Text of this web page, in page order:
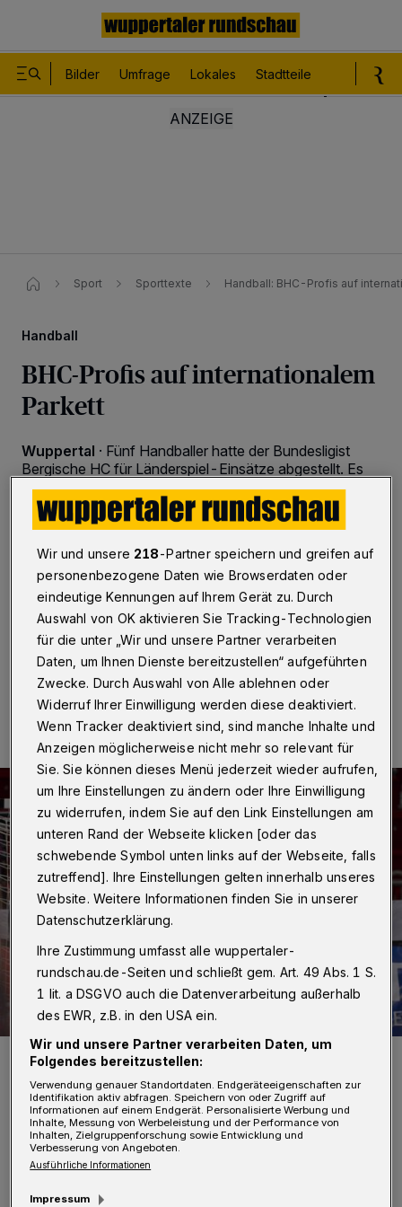
Bilder Umfrage Lokales Stadtteile
Sport Sporttexte Handball: BHC-Profis auf
Handball
BHC-Profis auf internationalem
Parkett
Wuppertal · Fünf Handballer hatte der Bundesligist
Bergische HC für Länderspiel-Einsätze abgestellt. Es
stand zwar keine WM- oder EM-Qualifikation auf dem
Programm, doch die meisten Nationen nutzten die Zeit,
um Testspiele mit Blick auf anstehende Pflichtaufgaben
absolvieren. Da Max Darj und Tomas Babak verletzt
sind, gingen von den Löwen Tomas Mrkva, David
Schmidt, Jeffrey Boomhouwer, Tom Kare Nikolaisen
und Simen Schönningsen auf Reisen.
07.11.2021 , 19:15 Uhr 2 Minuten Lesezeit
Starke Leistung: Torwart Tomas Mrkva.
chmidt absolvierte mit dem deutschen
Wir und unsere 218-Partner speichern und greifen auf
personenbezogene Daten wie Browserdaten oder
eindeutige Kennungen auf Ihrem Gerät zu. Durch
Auswahl von OK aktivieren Sie Tracking-Technologien
für die unter „Wir und unsere Partner verarbeiten
Daten, um Ihnen Dienste bereitzustellen“ aufgeführten
Zwecke. Durch Auswahl von Alle ablehnen oder
Widerruf Ihrer Einwilligung werden diese deaktiviert.
Wenn Tracker deaktiviert sind, sind manche Inhalte und
Anzeigen möglicherweise nicht mehr so relevant für
Sie. Sie können dieses Menü jederzeit wieder aufrufen,
um Ihre Einstellungen zu ändern oder Ihre Einwilligung
zu widerrufen, indem Sie auf den Link Einstellungen am
unteren Rand der Webseite klicken [oder das
schwebende Symbol unten links auf der Webseite, falls
zutreffend]. Ihre Einstellungen gelten innerhalb unseres
Website. Weitere Informationen finden Sie in unserer
Datenschutzerklärung.
Ihre Zustimmung umfasst alle wuppertaler-
rundschau.de-Seiten und schließt gem. Art. 49 Abs. 1 S.
1 lit. a DSGVO auch die Datenverarbeitung außerhalb
des EWR, z.B. in den USA ein.
Wir und unsere Partner verarbeiten Daten, um
Folgendes bereitzustellen:
Verwendung genauer Standortdaten. Endgeräteeigenschaften zur
Identifikation aktiv abfragen. Speichern von oder Zugriff auf
Informationen auf einem Endgerät. Personalisierte Werbung und
Inhalte, Messung von Werbeleistung und der Performance von
Inhalten, Zielgruppenforschung sowie Entwicklung und
Verbesserung von Angeboten.
Ausführliche Informationen
Impressum